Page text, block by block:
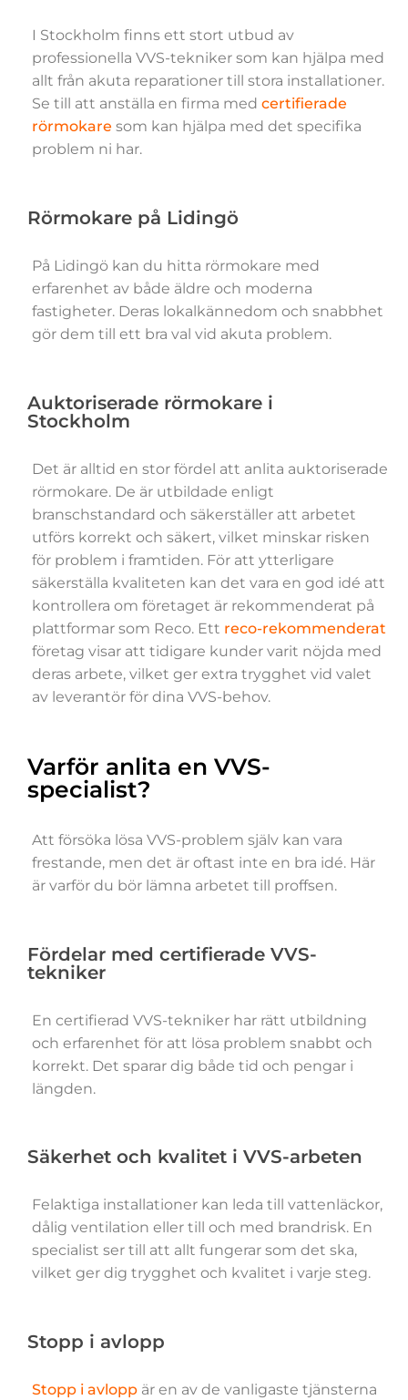
I Stockholm finns ett stort utbud av
professionella VVS-tekniker som kan hjälpa med
allt från akuta reparationer till stora installationer.
Se till att anställa en firma med certifierade
rörmokare som kan hjälpa med det specifika
problem ni har.
Rörmokare på Lidingö
På Lidingö kan du hitta rörmokare med
erfarenhet av både äldre och moderna
fastigheter. Deras lokalkännedom och snabbhet
gör dem till ett bra val vid akuta problem.
Auktoriserade rörmokare i
Stockholm
Det är alltid en stor fördel att anlita auktoriserade
rörmokare. De är utbildade enligt
branschstandard och säkerställer att arbetet
utförs korrekt och säkert, vilket minskar risken
för problem i framtiden. För att ytterligare
säkerställa kvaliteten kan det vara en god idé att
kontrollera om företaget är rekommenderat på
plattformar som Reco. Ett reco-rekommenderat
företag visar att tidigare kunder varit nöjda med
deras arbete, vilket ger extra trygghet vid valet
av leverantör för dina VVS-behov.
Varför anlita en VVS-
specialist?
Att försöka lösa VVS-problem själv kan vara
frestande, men det är oftast inte en bra idé. Här
är varför du bör lämna arbetet till proffsen.
Fördelar med certifierade VVS-
tekniker
En certifierad VVS-tekniker har rätt utbildning
och erfarenhet för att lösa problem snabbt och
korrekt. Det sparar dig både tid och pengar i
längden.
Säkerhet och kvalitet i VVS-arbeten
Felaktiga installationer kan leda till vattenläckor,
dålig ventilation eller till och med brandrisk. En
specialist ser till att allt fungerar som det ska,
vilket ger dig trygghet och kvalitet i varje steg.
Stopp i avlopp
Stopp i avlopp är en av de vanligaste tjänsterna